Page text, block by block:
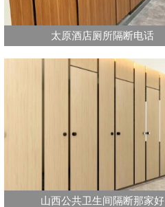
太原酒店厕所隔断电话
山西公共卫生间隔断那家好